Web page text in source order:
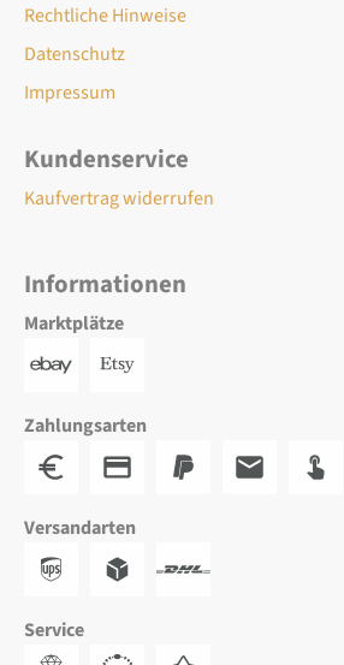
Rechtliche Hinweise
Datenschutz
Impressum
Kundenservice
Kaufvertrag widerrufen
Informationen
Marktplätze
Zahlungsarten
Versandarten
Service